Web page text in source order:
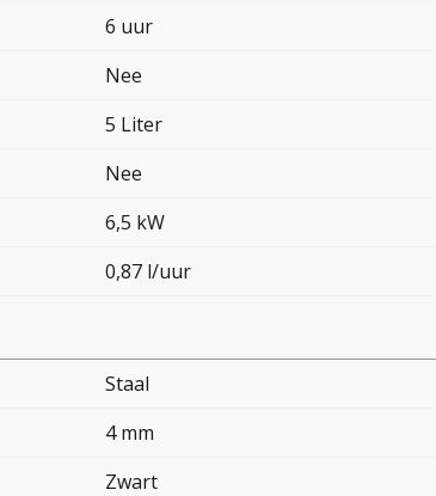
6 uur
Nee
5 Liter
Nee
6,5 kW
0,87 l/uur
Staal
4 mm
Zwart